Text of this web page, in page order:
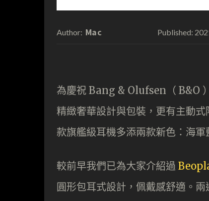
Author: Mac Published:
為慶祝 Bang & Olufsen（ B&O
精緻奢華設計與包裝，更有主動
款旗艦級耳機多添兩款新色：海
較前早我們已為大家介紹過
圓形包耳式設計，佩戴感舒適。